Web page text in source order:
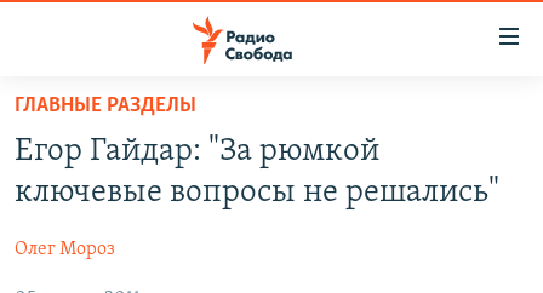
упрощенного
доступа
основному
ПОДКАСТЫ
АВТОРСКИЕ ПРОЕКТЫ
ЦИТАТЫ СВОБОДЫ
ГЛАВНЫЕ РАЗДЕЛЫ
Егор Гайдар: "За рюмкой
ключевые вопросы не решались"
Олег Мороз